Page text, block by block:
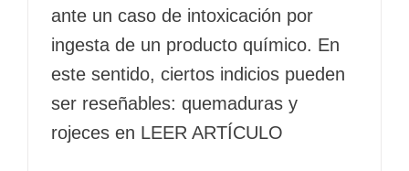
ante un caso de intoxicación por
ingesta de un producto químico. En
este sentido, ciertos indicios pueden
ser reseñables: quemaduras y
rojeces en LEER ARTÍCULO